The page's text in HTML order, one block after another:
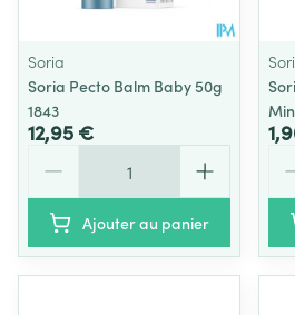
Soria
Soria Pecto Balm Baby 50g
1843
12,95 €
Ajouter au panier